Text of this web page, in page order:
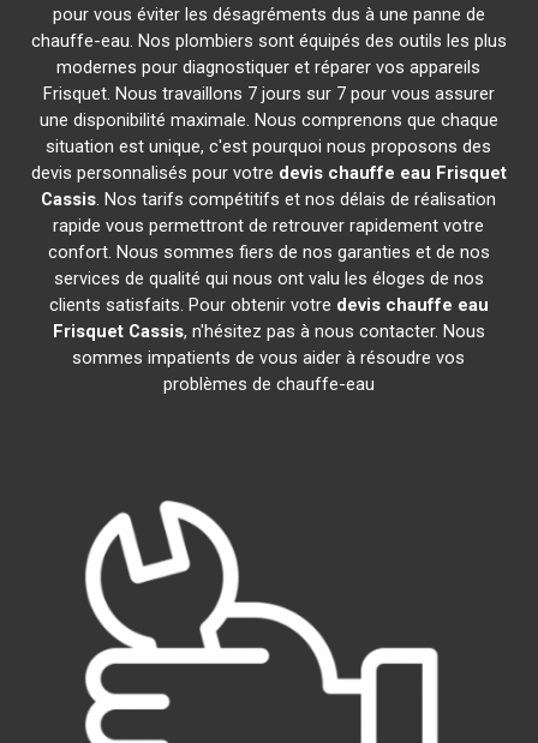
pour vous éviter les désagréments dus à une panne de
chauffe-eau. Nos plombiers sont équipés des outils les plus
modernes pour diagnostiquer et réparer vos appareils
Frisquet. Nous travaillons 7 jours sur 7 pour vous assurer
une disponibilité maximale. Nous comprenons que chaque
situation est unique, c'est pourquoi nous proposons des
devis personnalisés pour votre devis chauffe eau Frisquet
Cassis. Nos tarifs compétitifs et nos délais de réalisation
rapide vous permettront de retrouver rapidement votre
confort. Nous sommes fiers de nos garanties et de nos
services de qualité qui nous ont valu les éloges de nos
clients satisfaits. Pour obtenir votre devis chauffe eau
Frisquet Cassis, n'hésitez pas à nous contacter. Nous
sommes impatients de vous aider à résoudre vos
problèmes de chauffe-eau